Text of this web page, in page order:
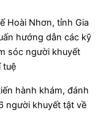
Hoài Nhơn, tỉnh Gia
hướng dẫn các kỹ
sóc người khuyết
tuệ
hành khám, đánh
người khuyết tật về